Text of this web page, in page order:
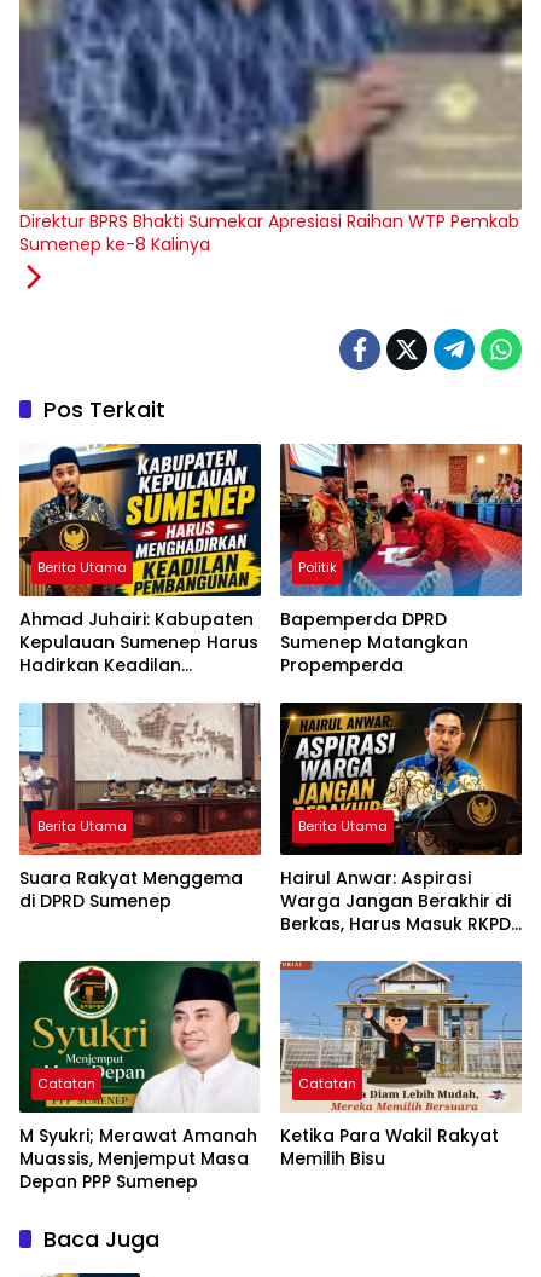
Direktur BPRS Bhakti Sumekar Apresiasi Raihan WTP Pemkab
Sumenep ke-8 Kalinya
Pos Terkait
Berita Utama
Ahmad Juhairi: Kabupaten
Kepulauan Sumenep Harus
Hadirkan Keadilan
Sekadar Ganti Nama
Politik
Bapemperda DPRD
Sumenep Matangkan
Propemperda
Berita Utama
Suara Rakyat Menggema
di DPRD Sumenep
Berita Utama
Hairul Anwar: Aspirasi
Warga Jangan Berakhir di
Berkas, Harus Masuk RKPD
Catatan
M Syukri; Merawat Amanah
Muassis, Menjemput Masa
Depan PPP Sumenep
Catatan
Ketika Para Wakil Rakyat
Memilih Bisu
Baca Juga